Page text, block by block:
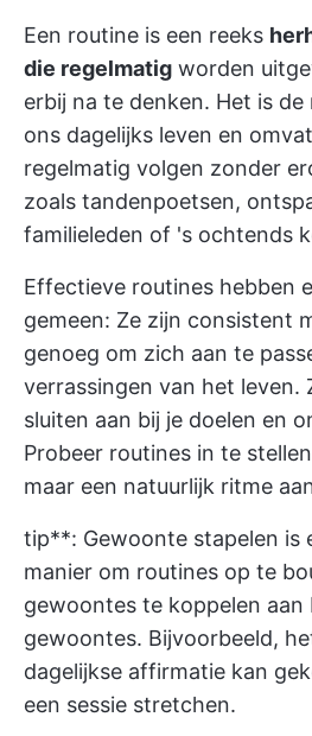
Een routine is een reeks
die regelmatig worden
erbij na te denken. Het is
ons dagelijks leven en
regelmatig volgen zonder
zoals tandenpoetsen,
familieleden of 's ochtends
Effectieve routines hebben
gemeen: Ze zijn consistent
genoeg om zich aan te
verrassingen van het leven.
sluiten aan bij je doelen en
Probeer routines in te
maar een natuurlijk ritme
tip**: Gewoonte stapelen is
manier om routines op te
gewoontes te koppelen aan
gewoontes. Bijvoorbeeld,
dagelijkse affirmatie kan
een sessie stretchen.